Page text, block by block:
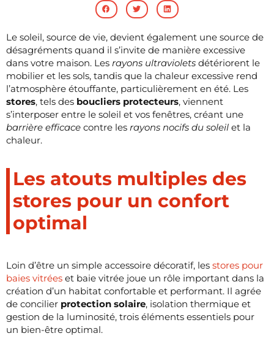
Le soleil, source de vie, devient également une source de
désagréments quand il s’invite de manière excessive
dans votre maison. Les rayons ultraviolets détériorent le
mobilier et les sols, tandis que la chaleur excessive rend
l’atmosphère étouffante, particulièrement en été. Les
stores, tels des boucliers protecteurs, viennent
s’interposer entre le soleil et vos fenêtres, créant une
barrière efficace contre les rayons nocifs du soleil et la
chaleur.
Les atouts multiples des
stores pour un confort
optimal
Loin d’être un simple accessoire décoratif, les stores pour
baies vitrées et baie vitrée joue un rôle important dans la
création d’un habitat confortable et performant. Il agrée
de concilier protection solaire, isolation thermique et
gestion de la luminosité, trois éléments essentiels pour
un bien-être optimal.